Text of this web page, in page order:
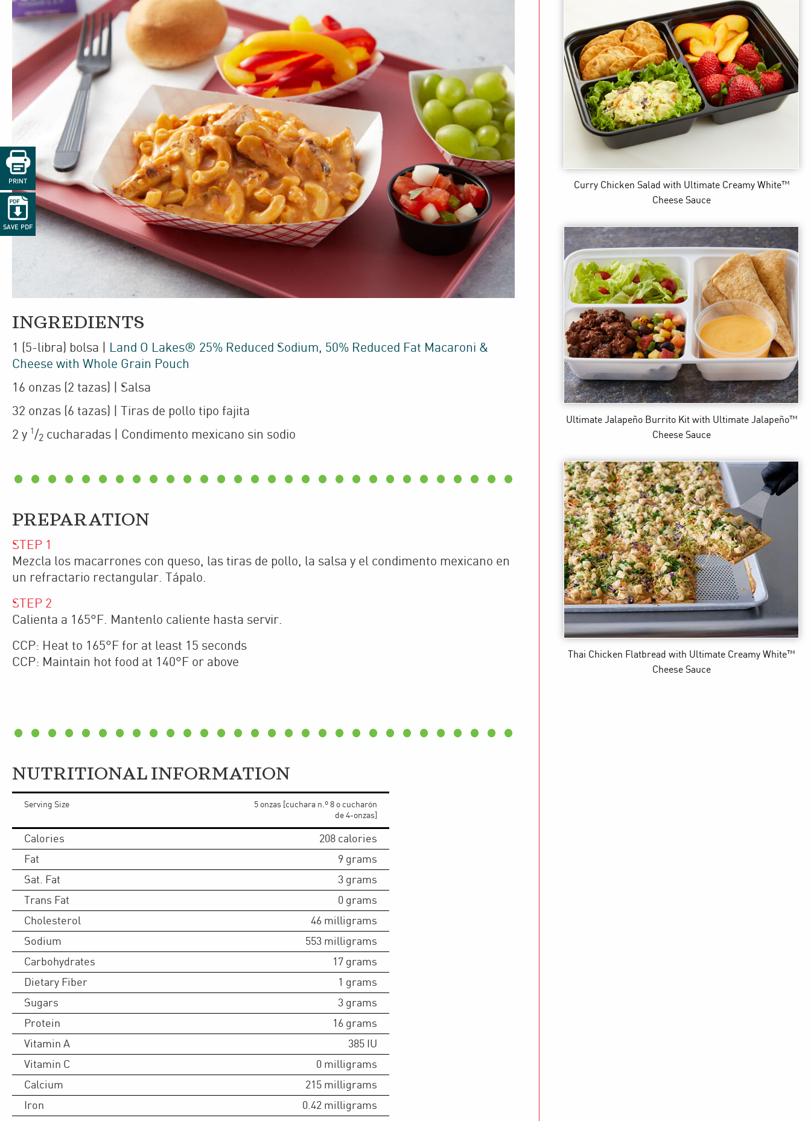

PRINT

SAVE PDF
INGREDIENTS
1 (5-libra) bolsa
Land O Lakes® 25% Reduced Sodium, 50% Reduced Fat Macaroni &
Cheese with Whole Grain Pouch
16 onzas (2 tazas)
| Salsa
32 onzas (6 tazas)
| Tiras de pollo tipo fajita
2 y 1 /2 cucharadas | Condimento mexicano sin sodio
PREPARATION
STEP 1
Mezcla los macarrones con queso, las tiras de pollo, la salsa y el condimento mexicano en
un refractario rectangular. Tápalo.
STEP 2
Calienta a 165°F. Mantenlo caliente hasta servir.
CCP: Heat to 165°F for at least 15 seconds
CCP: Maintain hot food at 140°F or above
NUTRITIONAL INFORMATION
Serving Size
5 onzas [cuchara n.º 8 o cucharón
de 4-onzas]
Calories 208 calories
Fat
9 grams
Sat. Fat
3 grams
Trans Fat
0 grams
Cholesterol
46 milligrams
Sodium
553 milligrams
Carbohydrates
17 grams
Dietary Fiber
1 grams
Sugars
3 grams
Protein
16 grams
Vitamin A
385 IU
Vitamin C
0 milligrams
Calcium
215 milligrams
Iron
0.42 milligrams
Curry Chicken Salad with Ultimate Creamy White™
Cheese Sauce
Ultimate Jalapeño Burrito Kit with Ultimate Jalapeño™
Cheese Sauce
Thai Chicken Flatbread with Ultimate Creamy White™
Cheese Sauce